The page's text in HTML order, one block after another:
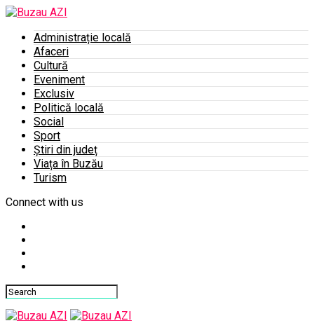
Administrație locală
Afaceri
Cultură
Eveniment
Exclusiv
Politică locală
Social
Sport
Știri din județ
Viața în Buzău
Turism
Connect with us